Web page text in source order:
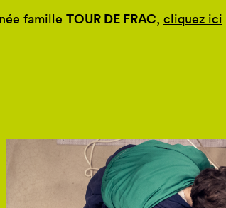
famille TOUR DE FRAC, cliquez ici